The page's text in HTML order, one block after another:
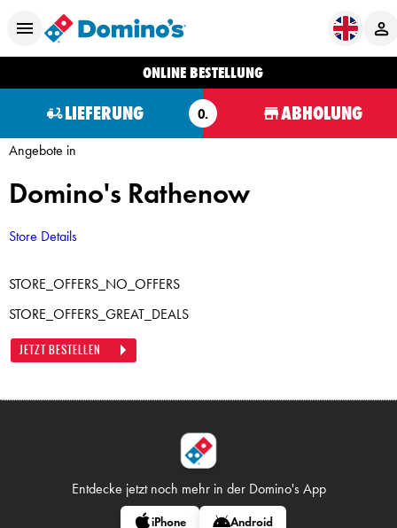
ONLINE BESTELLUNG
LIEFERUNG O. ABHOLUNG
Angebote in
Domino's Rathenow
Store Details
STORE_OFFERS_NO_OFFERS
STORE_OFFERS_GREAT_DEALS
JETZT BESTELLEN
Entdecke jetzt noch mehr in der Domino's App
iPhone Android